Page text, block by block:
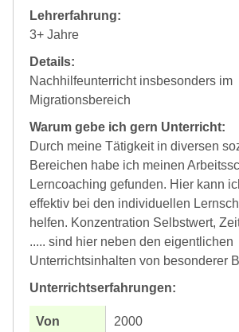
Lehrerfahrung:
3+ Jahre
Details:
Nachhilfeunterricht insbesonders im
Migrationsbereich
Warum gebe ich gern Unterricht:
Durch meine Tätigkeit in diversen
Bereichen habe ich meinen
Lerncoaching gefunden. Hier kann
effektiv bei den individuellen
helfen. Konzentration Selbstwert,
..... sind hier neben den eigentlichen
Unterrichtsinhalten von besonderer
Unterrichtserfahrungen:
2000